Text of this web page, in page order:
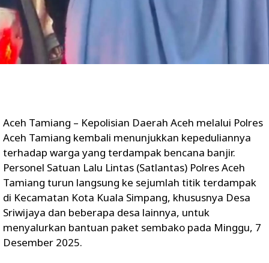
Aceh Tamiang – Kepolisian Daerah Aceh melalui Polres
Aceh Tamiang kembali menunjukkan kepeduliannya
terhadap warga yang terdampak bencana banjir.
Personel Satuan Lalu Lintas (Satlantas) Polres Aceh
Tamiang turun langsung ke sejumlah titik terdampak
di Kecamatan Kota Kuala Simpang, khususnya Desa
Sriwijaya dan beberapa desa lainnya, untuk
menyalurkan bantuan paket sembako pada Minggu, 7
Desember 2025.